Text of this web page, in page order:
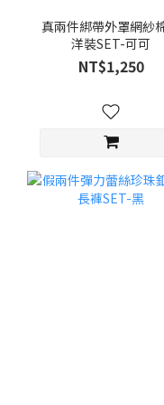
真兩件綁帶外罩網紗
洋裝SET-可可
NT$1,250